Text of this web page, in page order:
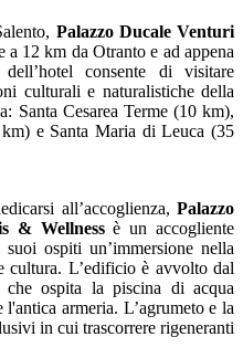
Palazzo Ducale Venturi
a 12 km da Otranto e ad appena
consente di visitare
culturali e naturalistiche della
Santa Cesarea Terme (10 km),
e Santa Maria di Leuca (35
all’accoglienza, Palazzo
& Wellnessè un accogliente
ospiti un’immersione nella
cultura. L’edificio è avvolto dal
che ospita la piscina di acqua
armeria. L’agrumeto e la
in cui trascorrere rigeneranti